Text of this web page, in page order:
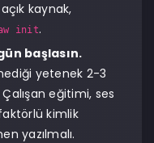
kaynak,
init.
başlasın.
yetenek 2-3
eğitimi, ses
kimlik
yazılmalı.